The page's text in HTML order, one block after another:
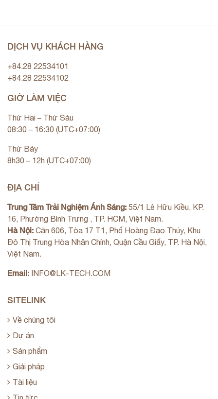
DỊCH VỤ KHÁCH HÀNG
+84.28 22534101
+84.28 22534102
GIỜ LÀM VIỆC
Thứ Hai – Thứ Sáu
08:30 – 16:30 (UTC+07:00)
Thứ Bảy
8h30 – 12h (UTC+07:00)
ĐỊA CHỈ
Trung Tâm Trải Nghiệm Ánh Sáng: 55/1 Lê Hữu Kiều, KP.
16, Phường Bình Trưng , TP. HCM, Việt Nam.
Hà Nội: Căn 606, Tòa 17 T1, Phố Hoàng Đạo Thúy, Khu
Đô Thị Trung Hòa Nhân Chính, Quận Cầu Giấy, TP. Hà Nội,
Việt Nam.
Email: INFO@LK-TECH.COM
SITELINK
Về chúng tôi
Dự án
Sản phẩm
Giải pháp
Tài liệu